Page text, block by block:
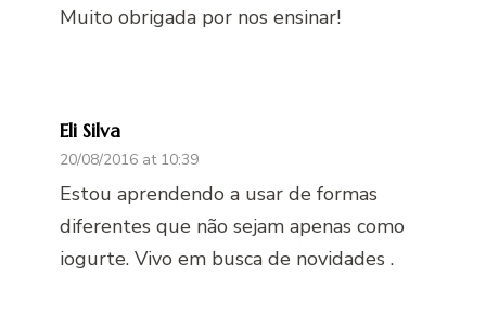
Muito obrigada por nos ensinar!
Eli Silva
20/08/2016 at 10:39
Estou aprendendo a usar de formas
diferentes que não sejam apenas como
iogurte. Vivo em busca de novidades .